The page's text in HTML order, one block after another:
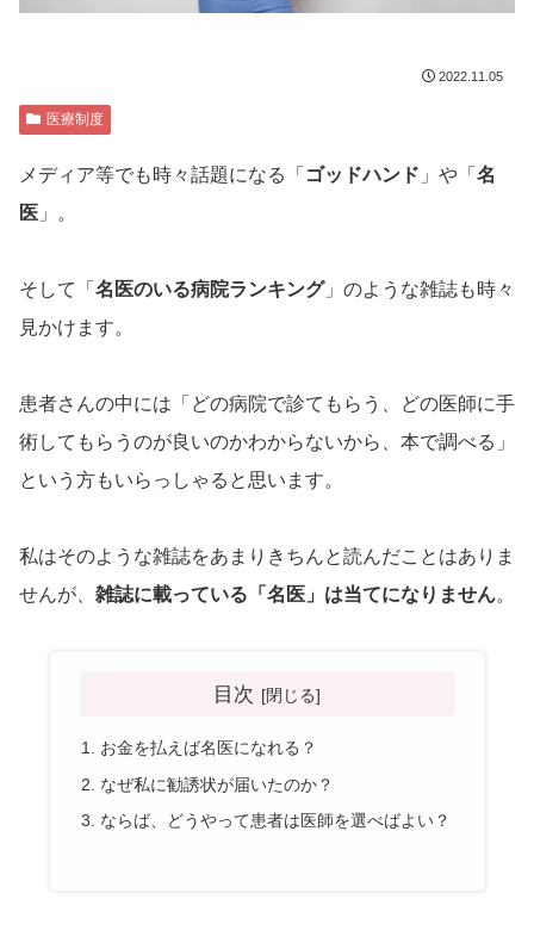
2022.11.05
医療制度
メディア等でも時々話題になる「 ゴッドハンド 」や「 名
医 」。
そして「 名医のいる病院ランキング」のような雑誌も時々
見かけます。
患者さんの中には「どの病院で診てもらう、どの医師に手
術してもらうのが良いのかわからないから、本で調べる」
という方もいらっしゃると思います。
私はそのような雑誌をあまりきちんと読んだことはありま
せんが、 雑誌に載っている「名医」は当てになりません。
目次
お金を払えば名医になれる？
なぜ私に勧誘状が届いたのか？
ならば、どうやって患者は医師を選べばよい？